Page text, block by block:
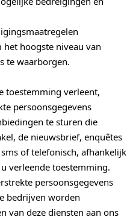
hoogste niveau van
te waarborgen.
toestemming verleent,
persoonsgegevens
te sturen die
de nieuwsbrief, enquêtes
of telefonisch, afhankelijk
verleende toestemming.
persoonsgegevens
bedrijven worden
van deze diensten aan ons